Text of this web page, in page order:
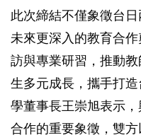
此次締結不僅象徵台
未來更深入的教育合
訪與專業研習，推動
生多元成長，攜手打
學董事長王崇旭表示
合作的重要象徵，雙